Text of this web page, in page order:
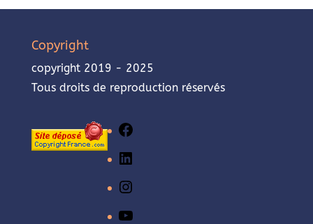
Copyright
copyright 2019 - 2025
Tous droits de reproduction réservés